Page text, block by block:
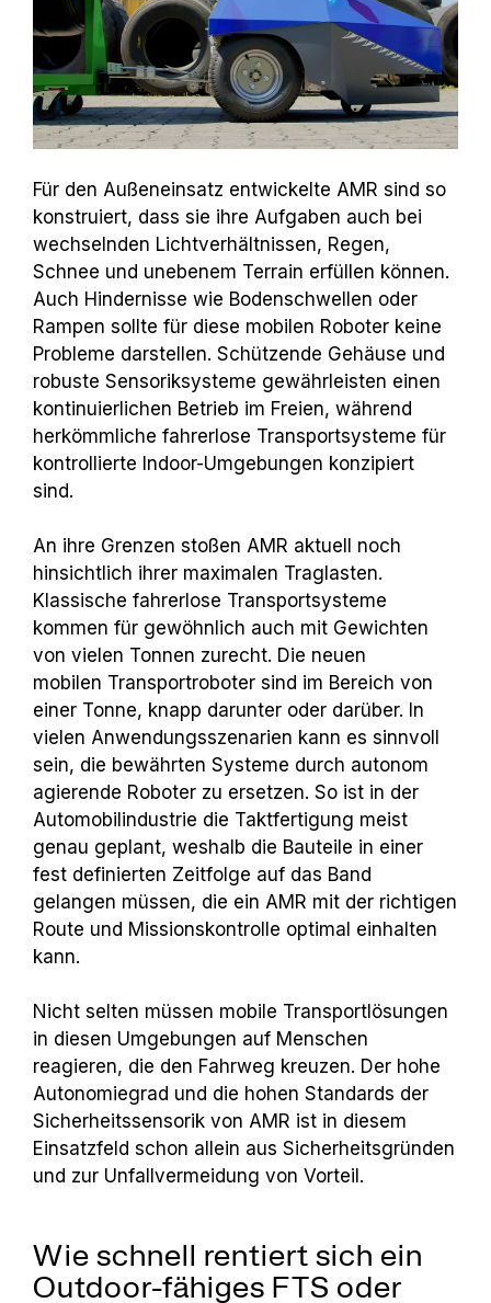
Für den Außeneinsatz entwickelte AMR sind so
konstruiert, dass sie ihre Aufgaben auch bei
wechselnden Lichtverhältnissen, Regen,
Schnee und unebenem Terrain erfüllen können.
Auch Hindernisse wie Bodenschwellen oder
Rampen sollte für diese mobilen Roboter keine
Probleme darstellen. Schützende Gehäuse und
robuste Sensoriksysteme gewährleisten einen
kontinuierlichen Betrieb im Freien, während
herkömmliche fahrerlose Transportsysteme für
kontrollierte Indoor-Umgebungen konzipiert
sind.
An ihre Grenzen stoßen AMR aktuell noch
hinsichtlich ihrer maximalen Traglasten.
Klassische fahrerlose Transportsysteme
kommen für gewöhnlich auch mit Gewichten
von vielen Tonnen zurecht. Die neuen
mobilen Transportroboter sind im Bereich von
einer Tonne, knapp darunter oder darüber. In
vielen Anwendungsszenarien kann es sinnvoll
sein, die bewährten Systeme durch autonom
agierende Roboter zu ersetzen. So ist in der
Automobilindustrie die Taktfertigung meist
genau geplant, weshalb die Bauteile in einer
fest definierten Zeitfolge auf das Band
gelangen müssen, die ein AMR mit der richtigen
Route und Missionskontrolle optimal einhalten
kann.
Nicht selten müssen mobile Transportlösungen
in diesen Umgebungen auf Menschen
reagieren, die den Fahrweg kreuzen. Der hohe
Autonomiegrad und die hohen Standards der
Sicherheitssensorik von AMR ist in diesem
Einsatzfeld schon allein aus Sicherheitsgründen
und zur Unfallvermeidung von Vorteil.
Wie schnell rentiert sich ein
Outdoor-fähiges FTS oder